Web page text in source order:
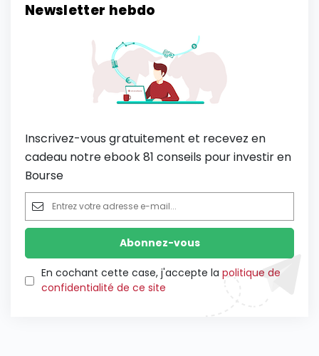
Newsletter hebdo
Inscrivez-vous gratuitement et recevez en
cadeau notre ebook 81 conseils pour investir en
Bourse
En cochant cette case, j'accepte la politique de
confidentialité de ce site